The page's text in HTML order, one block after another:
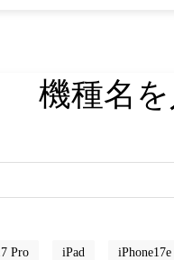
機種名
Pro iPad iPhone17e